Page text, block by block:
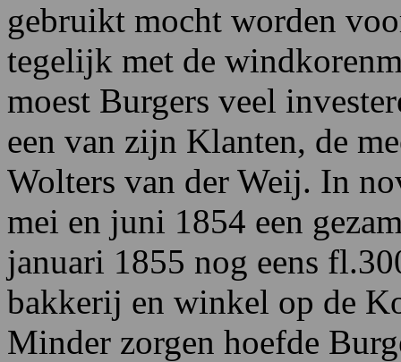
gebruikt mocht worden
tegelijk met de
moest Burgers veel
een van zijn Klanten, de
Wolters van der Weij. In
mei en juni 1854 een
januari 1855 nog eens
bakkerij en winkel op de
Minder zorgen hoefde